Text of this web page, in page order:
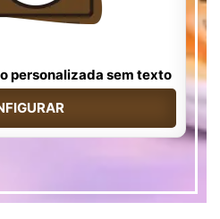
personalizada sem texto